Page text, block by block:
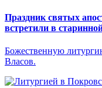
Праздник святых
встретили в
Божественную
Власов.